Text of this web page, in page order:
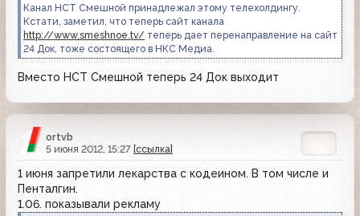
Канал НСТ Смешной принадлежал этому телехолдингу.
Кстати, заметил, что теперь сайт канала
http://www.smeshnoe.tv/ теперь дает перенаправление на сайт
24 Док, тоже состоящего в НКС Медиа.
Вместо НСТ Смешной теперь 24 Док выходит
ortvb
5 июня 2012, 15:27 [ссылка]
1 июня запретили лекарства с кодеином. В том числе и
Пенталгин.
1.06. показывали рекламу